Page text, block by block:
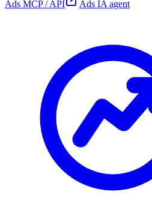
Ads MCP / API Ads IA agent